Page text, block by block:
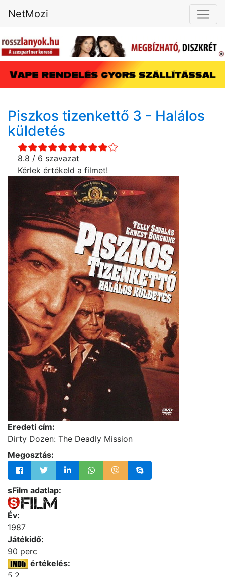
NetMozi
Piszkos tizenkettő 3 - Halálos
küldetés
8.8 / 6 szavazat
Kérlek értékeld a filmet!
Eredeti cím:
Dirty Dozen: The Deadly Mission
Megosztás:
sFilm adatlap:
Év:
1987
Játékidő:
90 perc
értékelés: